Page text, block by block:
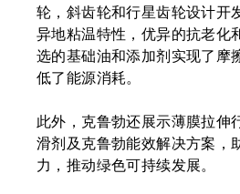
轮，斜齿轮和行星齿轮设计开
异地粘温特性，优异的抗老化
选的基础油和添加剂实现了摩
低了能源消耗。
此外，克鲁勃还展示薄膜拉伸
滑剂及克鲁勃能效解决方案，
力，推动绿色可持续发展。